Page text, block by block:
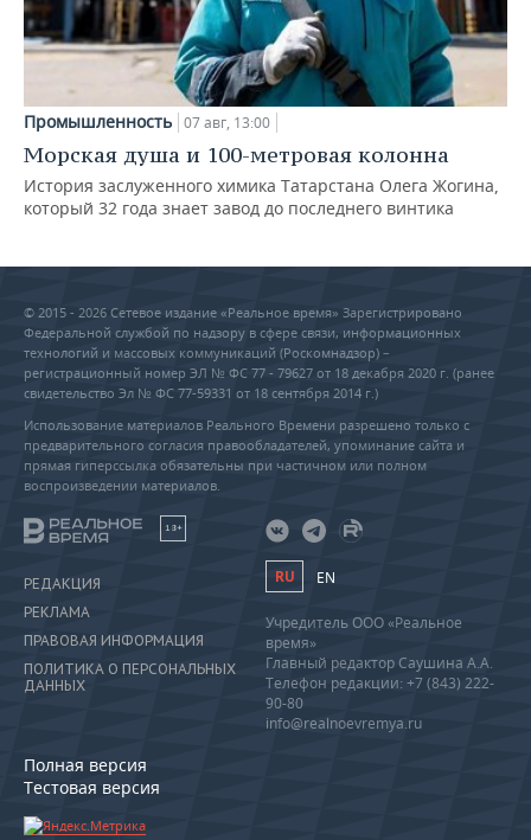
Промышленность 07 авг, 13:00
Морская душа и 100-метровая колонна
История заслуженного химика Татарстана Олега Жогина,
который 32 года знает завод до последнего винтика
© 2015 - 2026 Сетевое издание «Реальное время» Зарегистрировано
Федеральной службой по надзору в сфере связи, информационных
технологий и массовых коммуникаций (Роскомнадзор) –
регистрационный номер ЭЛ № ФС 77 - 79627 от 18 декабря 2020 г. (ранее
свидетельство Эл № ФС 77-59331 от 18 сентября 2014 г.)
Использование материалов Реального Времени разрешено только с
предварительного согласия правообладателей, упоминание сайта и
прямая гиперссылка обязательны при частичном или полном
воспроизведении материалов.
18+
РЕДАКЦИЯ
РЕКЛАМА
ПРАВОВАЯ ИНФОРМАЦИЯ
ПОЛИТИКА О ПЕРСОНАЛЬНЫХ
ДАННЫХ
Полная версия
Тестовая версия
RU EN
Учредитель ООО «Реальное
время»
Главный редактор Саушина А.А.
Телефон редакции: +7 (843) 222-
90-80
info@realnoevremya.ru